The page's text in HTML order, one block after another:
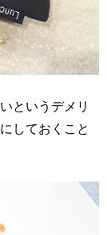
というデメリ
しておくこと